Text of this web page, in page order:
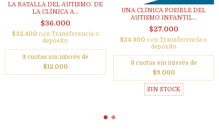
LA BATALLA DEL AUTISMO. DE
LA CLÍNICA A...
$36.000
$32.400 con Transferencia o
depósito
3 cuotas sin interés de
$12.000
UNA CLÍNICA POSIBLE DEL
AUTISMO INFANTIL...
$27.000
$24.300con Transferencia o
depósito
3 cuotas sin interés de
$9.000
SIN STOCK